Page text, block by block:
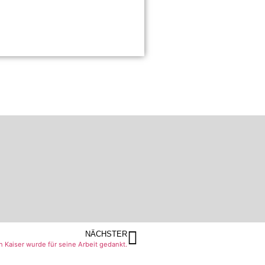
NÄCHSTER
Kaiser wurde für seine Arbeit gedankt.